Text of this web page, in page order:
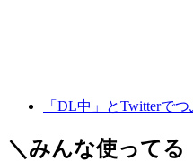
「DL中」とTwitterでつ
＼みんな使ってる